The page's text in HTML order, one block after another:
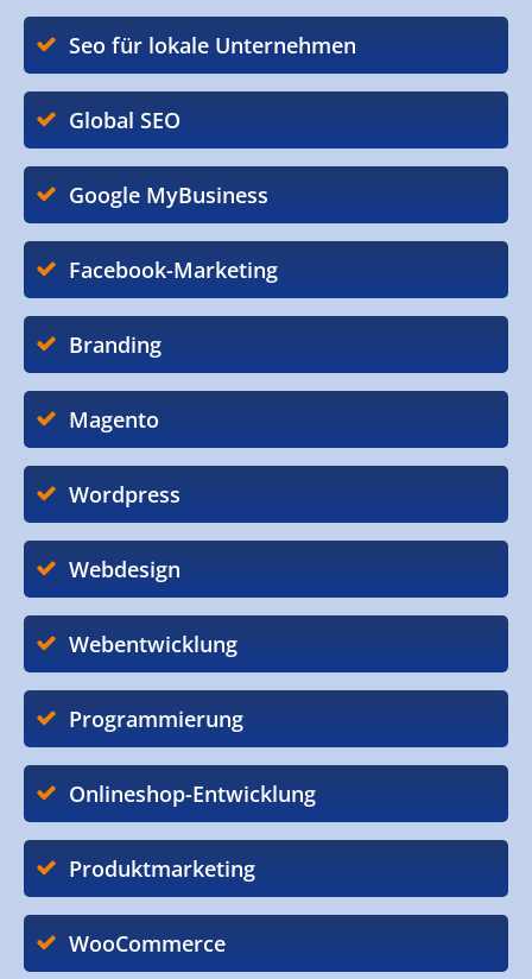
Seo für lokale Unternehmen
Global SEO
Google MyBusiness
Facebook-Marketing
Branding
Magento
Wordpress
Webdesign
Webentwicklung
Programmierung
Onlineshop-Entwicklung
Produktmarketing
WooCommerce